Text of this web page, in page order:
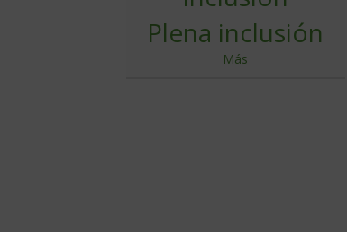
Plena inclusión
Más